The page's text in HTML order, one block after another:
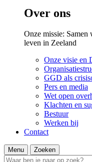
Over ons
Onze missie: Samen
leven in Zeeland
Onze visie en
GGD als
Pers en media
Wet open
Klachten en
Bestuur
Werken bij
Contact
Menu Zoeken